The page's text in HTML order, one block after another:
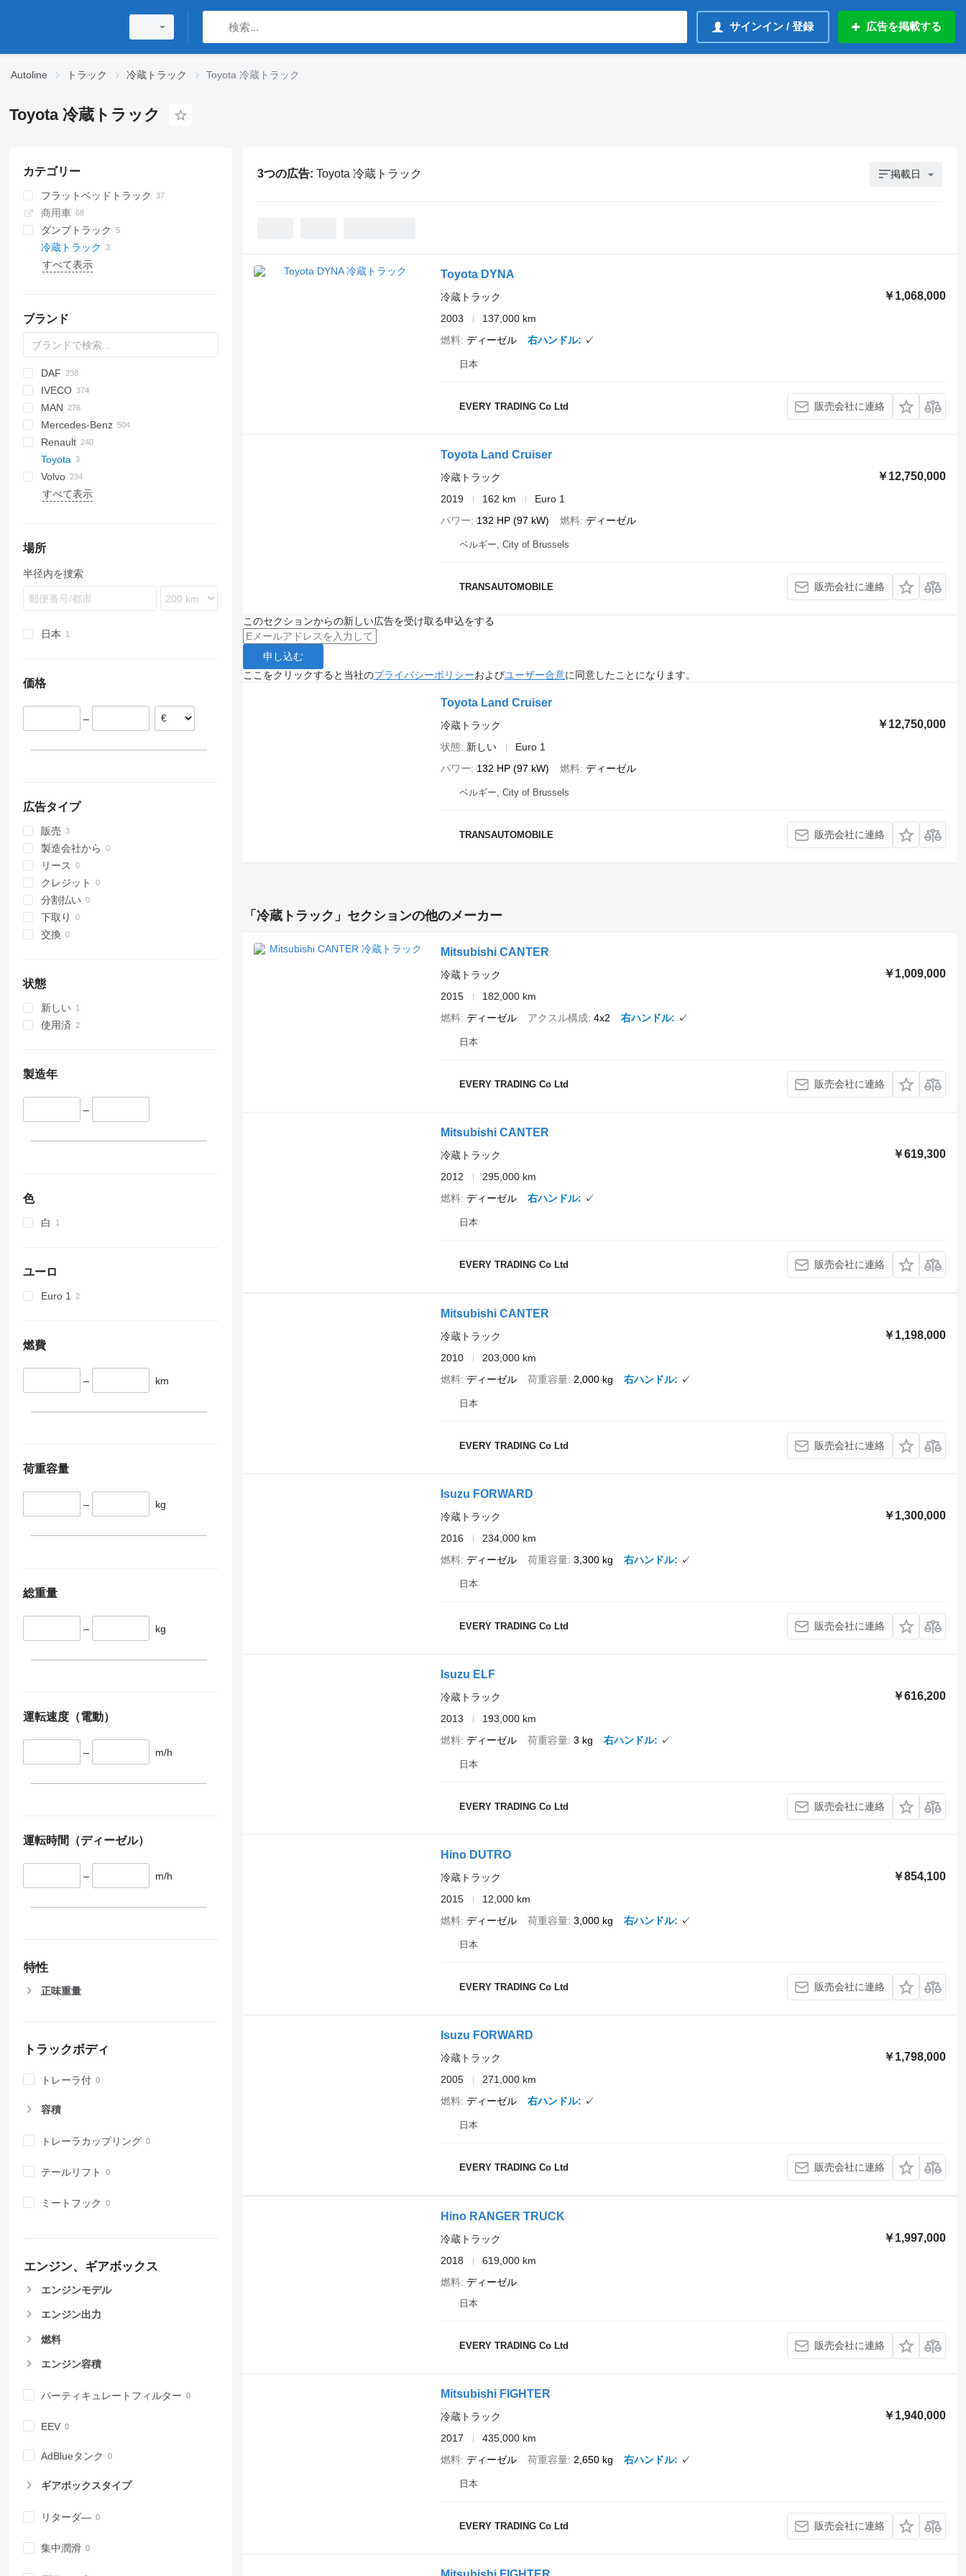
サインイン / 登録 広告を掲載する
Autoline トラック 冷蔵トラック Toyota 冷蔵トラック
Toyota 冷蔵トラック
カテゴリー
フラットベッドトラック
商用車
ダンプトラック
冷蔵トラック
すべて表示
ブランド
D series
Jumpy
DAF
AS
CF
LF
XD
XF
XG
Ducato
Cargo
Auman
BJ
Ranger
HD-series
IVECO
Daily
EuroCargo
Eurotech
S-Way
Stralis
ELF
Forward
NPR
SD
18 series
29 series
MAN
LE
NL series
TGA
TGE
TGL
Mercedes-Benz
Actros
Antos
Arocs
Atego
Vario
eActros
Canter
Canter
Atleon
Cabstar
NT
Boxer
Renault
D-series
D Wide
Mascott
T-series
G-series
L-series
LB
X5000
X6000
Toyota
Dyna
Land Cruiser
Volvo
FE
L-series
すべて表示
場所
半径内を捜索
日本
価格
–
広告タイプ
販売
製造会社から
リース
クレジット
分割払い
下取り
交換
状態
新しい
使用済
製造年
–
色
白
ユーロ
Euro 1
燃費
– km
荷重容量
– kg
総重量
– kg
運転速度（電動）
– m/h
運転時間（ディーゼル）
– m/h
特性
正味重量
トラックボディ
トレーラ付
容積
トレーラカップリング
テールリフト
ミートフック
エンジン、ギアボックス
エンジンモデル
エンジン出力
燃料
エンジン容積
パーティキュレートフィルター
EEV
AdBlueタンク
ギアボックスタイプ
リターダ―
集中潤滑
3つの広告: Toyota 冷蔵トラック 掲載日
Toyota DYNA
￥1,068,000
冷蔵トラック
2003
137,000 km
燃料 ディーゼル 右ハンドル ✓
日本
EVERY TRADING Co Ltd 販売会社に連絡
Toyota Land Cruiser
￥12,750,000
冷蔵トラック
2019
162 km
Euro 1
パワー
132 HP (97 kW) 燃料 ディーゼル
ベルギー, City of Brussels
TRANSAUTOMOBILE 販売会社に連絡
このセクションからの新しい広告を受け取る申込をする
申し込む
ここをクリックすると当社のプライバシーポリシーおよびユーザー合意に同意したことになります。
Toyota Land Cruiser
￥12,750,000
冷蔵トラック
状態 新しい
Euro 1
パワー
132 HP (97 kW) 燃料 ディーゼル
ベルギー, City of Brussels
TRANSAUTOMOBILE 販売会社に連絡
「冷蔵トラック」セクションの他のメーカー
Mitsubishi CANTER
￥1,009,000
冷蔵トラック
2015
182,000 km
燃料 ディーゼル アクスル構成 4x2 右ハンドル ✓
日本
EVERY TRADING Co Ltd 販売会社に連絡
Mitsubishi CANTER
￥619,300
冷蔵トラック
2012
295,000 km
燃料 ディーゼル 右ハンドル ✓
日本
EVERY TRADING Co Ltd 販売会社に連絡
Mitsubishi CANTER
￥1,198,000
冷蔵トラック
2010
203,000 km
燃料 ディーゼル 荷重容量 2,000 kg 右ハンドル ✓
日本
EVERY TRADING Co Ltd 販売会社に連絡
Isuzu FORWARD
￥1,300,000
冷蔵トラック
2016
234,000 km
燃料 ディーゼル 荷重容量 3,300 kg 右ハンドル ✓
日本
EVERY TRADING Co Ltd 販売会社に連絡
Isuzu ELF
￥616,200
冷蔵トラック
2013
193,000 km
燃料 ディーゼル 荷重容量 3 kg 右ハンドル ✓
日本
EVERY TRADING Co Ltd 販売会社に連絡
Hino DUTRO
￥854,100
冷蔵トラック
2015
12,000 km
燃料 ディーゼル 荷重容量 3,000 kg 右ハンドル ✓
日本
EVERY TRADING Co Ltd 販売会社に連絡
Isuzu FORWARD
￥1,798,000
冷蔵トラック
2005
271,000 km
燃料 ディーゼル 右ハンドル ✓
日本
EVERY TRADING Co Ltd 販売会社に連絡
Hino RANGER TRUCK
￥1,997,000
冷蔵トラック
2018
619,000 km
燃料 ディーゼル
日本
EVERY TRADING Co Ltd 販売会社に連絡
Mitsubishi FIGHTER
￥1,940,000
冷蔵トラック
2017
435,000 km
燃料 ディーゼル 荷重容量 2,650 kg 右ハンドル ✓
日本
EVERY TRADING Co Ltd 販売会社に連絡